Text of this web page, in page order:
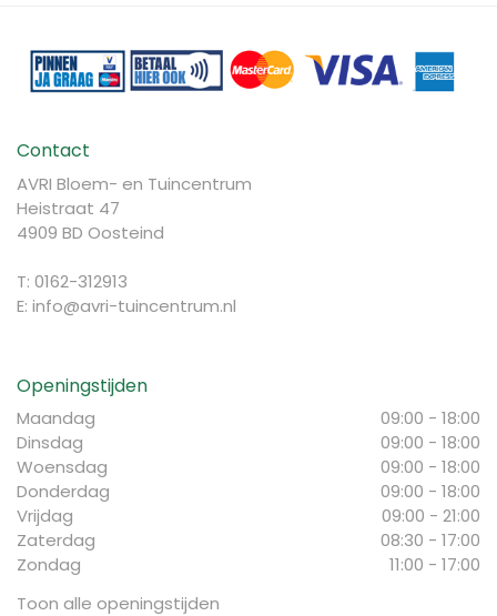
Contact
AVRI Bloem- en Tuincentrum
Heistraat 47
4909 BD Oosteind
T: 0162-312913
E: info@avri-tuincentrum.nl
Openingstijden
Maandag
09:00 - 18:00
Dinsdag
09:00 - 18:00
Woensdag
09:00 - 18:00
Donderdag
09:00 - 18:00
Vrijdag
09:00 - 21:00
Zaterdag
08:30 - 17:00
Zondag
11:00 - 17:00
Toon alle openingstijden